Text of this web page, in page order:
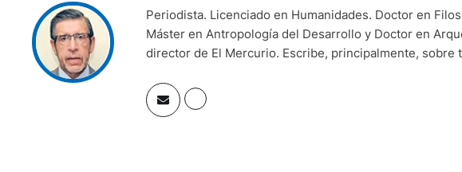
Periodista. Licenciado en Humanidades. Doctor en
Máster en Antropología del Desarrollo y Doctor en
director de El Mercurio. Escribe, principalmente, sobre